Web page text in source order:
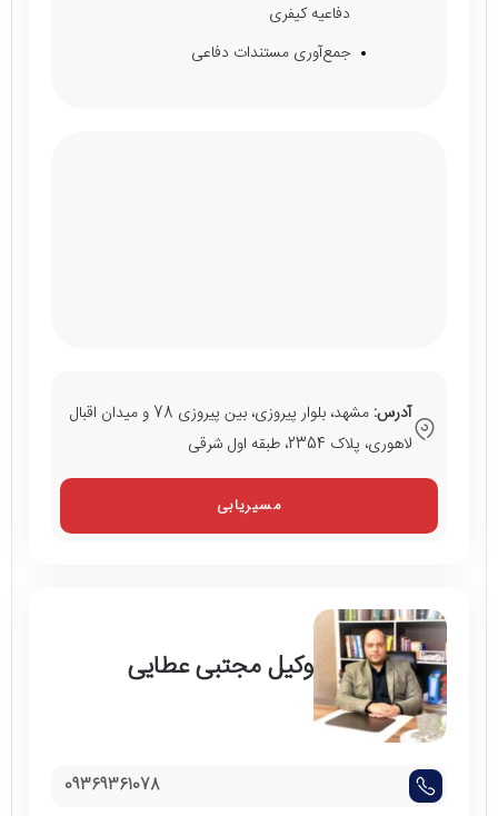
دفاعیه کیفری
جمع‌آوری مستندات دفاعی
آدرس:
مشهد، بلوار پیروزی، بین پیروزی 78 و میدان اقبال
لاهوری، پلاک 2354، طبقه اول شرقی
مسیریابی
وکیل مجتبی عطایی
09369361078